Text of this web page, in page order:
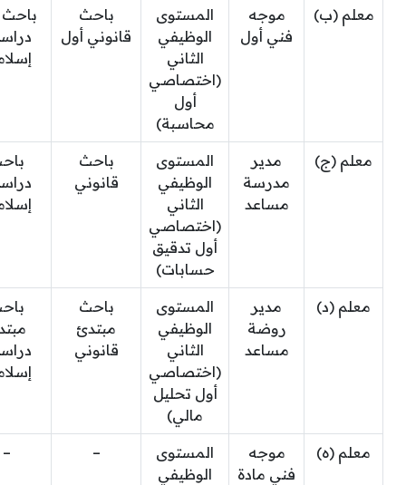
معلم (ب)
موجه
فني أول
المستوى
الوظيفي
الثاني
(اختصاصي
أول
محاسبة)
باحث
قانوني أول
باحث
معلم (ج)
مدير
مدرسة
مساعد
المستوى
الوظيفي
الثاني
(اختصاصي
أول تدقيق
حسابات)
باحث
قانوني
معلم (د)
مدير
روضة
مساعد
المستوى
الوظيفي
الثاني
(اختصاصي
أول تحليل
مالي)
باحث
مبتدئ
قانوني
معلم (ه)
موجه
فني مادة
المستوى
الوظيفي
–
–